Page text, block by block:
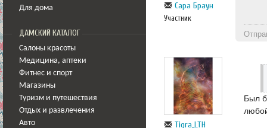
Для дома
ДАМСКИЙ КАТАЛОГ
Салоны красоты
Медицина, аптеки
Фитнес и спорт
Магазины
Туризм и путешествия
Отдых и развлечения
Авто
Сара Браун
Участник
Tigra_LTH
Был